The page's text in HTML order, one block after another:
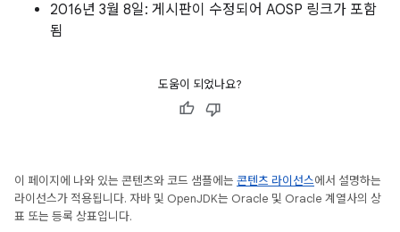
2016년 3월 8일: 게시판이 수정되어 AOSP 링크가 포함
됨
도움이 되었나요?
이 페이지에 나와 있는 콘텐츠와 코드 샘플에는 콘텐츠 라이선스에서 설명하는
라이선스가 적용됩니다. 자바 및 OpenJDK는 Oracle 및 Oracle 계열사의 상
표 또는 등록 상표입니다.